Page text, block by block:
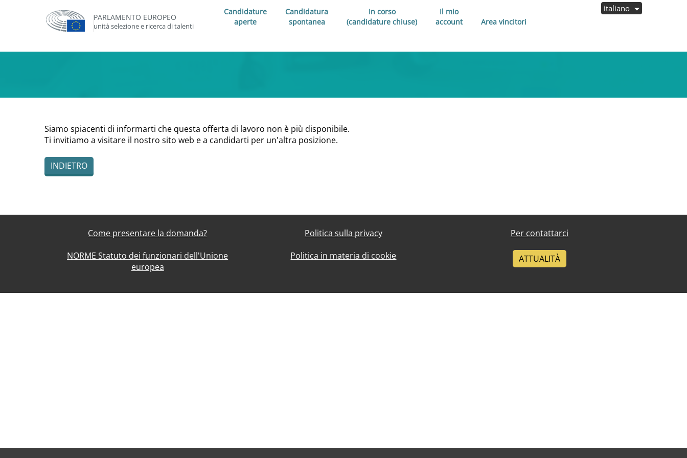
PARLAMENTO EUROPEO
unità selezione e ricerca di talenti
Candidature
aperte
Candidatura
spontanea
In corso
(candidature chiuse)
Il mio
account
Area vincitori
italiano
Siamo spiacenti di informarti che questa offerta di lavoro non è più disponibile.
Ti invitiamo a visitare il nostro sito web e a candidarti per un'altra posizione.
INDIETRO
Come presentare la domanda?
NORME Statuto dei funzionari dell'Unione
europea
Politica sulla privacy
Politica in materia di cookie
Per contattarci
ATTUALITÀ